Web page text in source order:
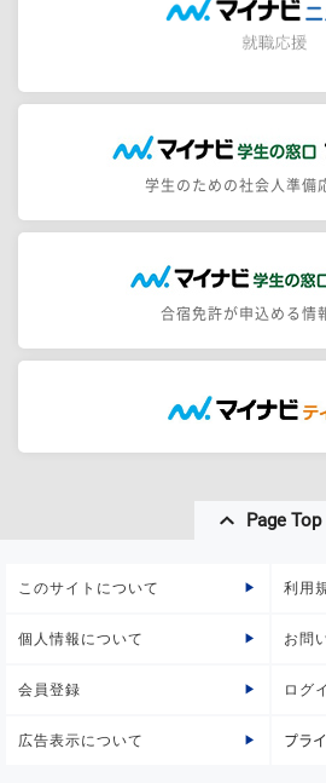
学生のための社会人準備
合宿免許が申込める情
Page Top
このサイトについて 利用
個人情報について お問
会員登録 ログ
広告表示について プラ